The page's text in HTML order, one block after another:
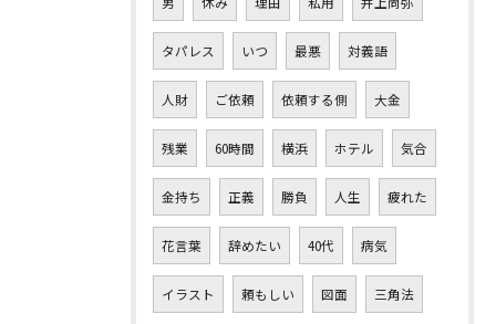
タパレス いつ 最悪 対義語
人財 ご依頼 依頼する側 大金
残業 60時間 横浜 ホテル 気合
金持ち 正義 勝負 人生 疲れた
花言葉 辞めたい 40代 病気
イラスト 頼もしい 図面 三角法